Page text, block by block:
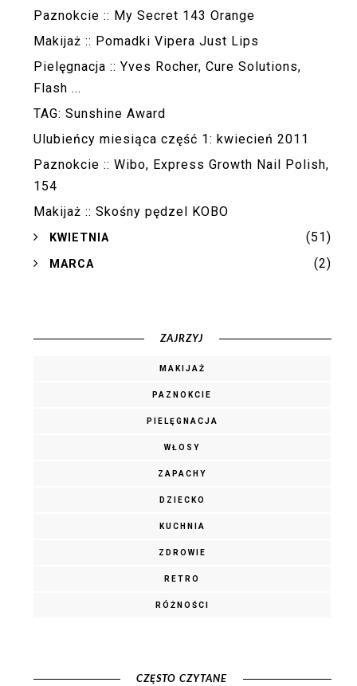
Paznokcie :: My Secret 143 Orange
Makijaż :: Pomadki Vipera Just Lips
Pielęgnacja :: Yves Rocher, Cure Solutions,
Flash ...
TAG: Sunshine Award
Ulubieńcy miesiąca część 1: kwiecień 2011
Paznokcie :: Wibo, Express Growth Nail Polish,
154
Makijaż :: Skośny pędzel KOBO
►KWIETNIA (51)
►MARCA (2)
ZAJRZYJ
MAKIJAŻ
PAZNOKCIE
PIELĘGNACJA
WŁOSY
ZAPACHY
DZIECKO
KUCHNIA
ZDROWIE
RETRO
RÓŻNOŚCI
CZĘSTO CZYTANE